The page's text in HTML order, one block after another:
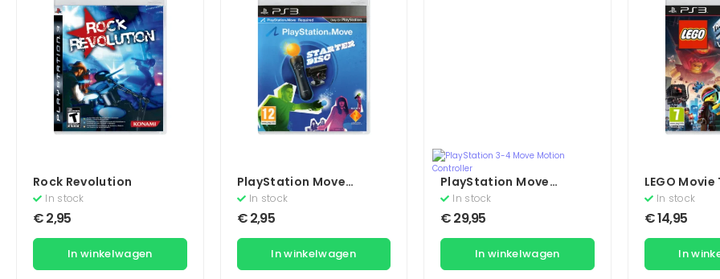
Rock Revolution
In stock
€2,95
In winkelwagen
PlayStation Move
Starter Disc (Zonder
Boekje) (Move)
In stock
€2,95
In winkelwagen
PlayStation Move
Motion Controller
In stock
€29,95
In winkelwagen
LEGO Movie
Videogame
In stock
€14,95
In